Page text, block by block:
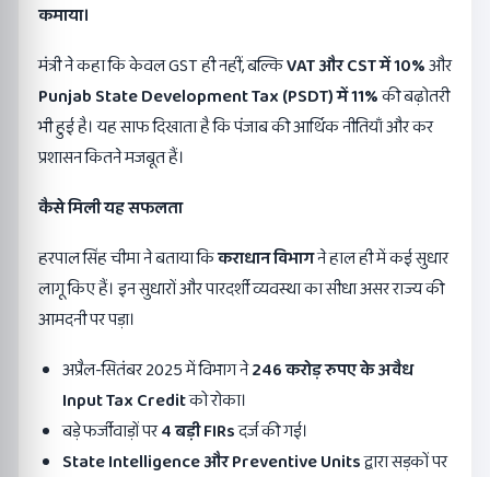
कमाया।
मंत्री ने कहा कि केवल GST ही नहीं, बल्किVATऔरCSTमें10%और
Punjab State Development Tax (PSDT)में11%की बढ़ोतरी
भी हुई है। यह साफ दिखाता है कि पंजाब की आर्थिक नीतियाँ और कर
प्रशासन कितने मजबूत हैं।
कैसे मिली यह सफलता
हरपाल सिंह चीमा ने बताया किकराधान विभागने हाल ही में कई सुधार
लागू किए हैं। इन सुधारों और पारदर्शी व्यवस्था का सीधा असर राज्य की
आमदनी पर पड़ा।
अप्रैल-सितंबर 2025 में विभाग ने246करोड़ रुपए के अवैध
Input Tax Creditको रोका।
बड़े फर्जीवाड़ों पर4बड़ीFIRsदर्ज की गई।
State IntelligenceऔरPreventive Unitsद्वारा सड़कों पर